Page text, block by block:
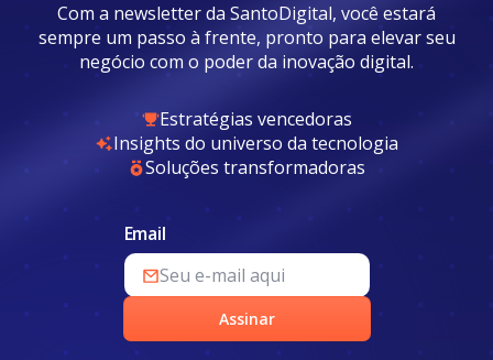
Com a newsletter da SantoDigital, você estará
sempre um passo à frente, pronto para elevar seu
negócio com o poder da inovação digital.
Estratégias vencedoras
Insights do universo da tecnologia
Soluções transformadoras
Email
Assinar